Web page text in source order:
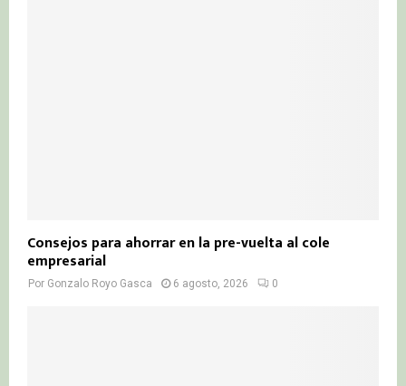
Consejos para ahorrar en la pre-vuelta al cole
empresarial
Por Gonzalo Royo Gasca 6 agosto, 2026 0